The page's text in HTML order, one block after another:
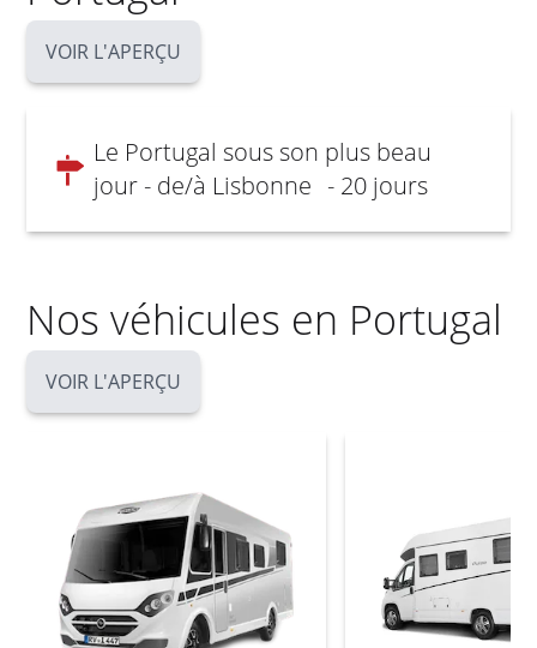
VOIR L'APERÇU
Le Portugal sous son plus beau
jour - de/à Lisbonne - 20 jours
Nos véhicules en Portugal
VOIR L'APERÇU